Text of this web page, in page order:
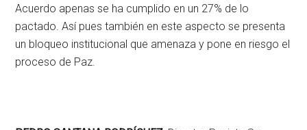
Acuerdo apenas se ha cumplido en un 27% de lo
pactado. Así pues también en este aspecto se presenta
un bloqueo institucional que amenaza y pone en riesgo el
proceso de Paz.